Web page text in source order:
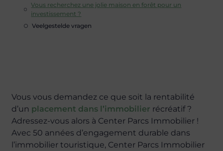
Vous recherchez une jolie maison en forêt pour un
investissement ?
Veelgestelde vragen
Vous vous demandez ce que soit la rentabilité
d’un placement dans l’immobilier récréatif ?
Adressez-vous alors à Center Parcs Immobilier !
Avec 50 années d’engagement durable dans
l’immobilier touristique, Center Parcs Immobilier